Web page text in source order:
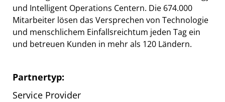
und Intelligent Operations Centern. Die 674.000
Mitarbeiter lösen das Versprechen von Technologie
und menschlichem Einfallsreichtum jeden Tag ein
und betreuen Kunden in mehr als 120 Ländern.
Partnertyp:
Service Provider